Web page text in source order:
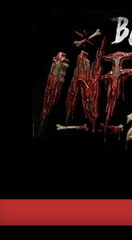
DO
Navigation